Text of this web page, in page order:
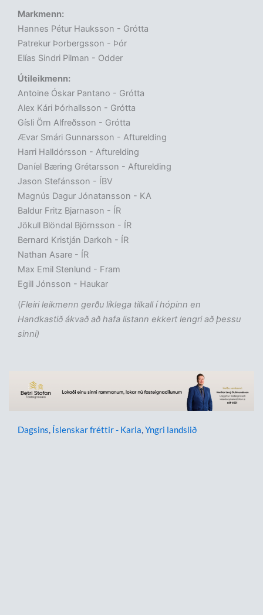
Markmenn:
Hannes Pétur Hauksson - Grótta
Patrekur Þorbergsson - Þór
Elías Sindri Pilman - Odder
Útileikmenn:
Antoine Óskar Pantano - Grótta
Alex Kári Þórhallsson - Grótta
Gísli Örn Alfreðsson - Grótta
Ævar Smári Gunnarsson - Afturelding
Harri Halldórsson - Afturelding
Daníel Bæring Grétarsson - Afturelding
Jason Stefánsson - ÍBV
Magnús Dagur Jónatansson - KA
Baldur Fritz Bjarnason - ÍR
Jökull Blöndal Björnsson - ÍR
Bernard Kristján Darkoh - ÍR
Nathan Asare - ÍR
Max Emil Stenlund - Fram
Egill Jónsson - Haukar
(Fleiri leikmenn gerðu líklega tilkall í hópinn en
Handkastið ákvað að hafa listann ekkert lengri að þessu
sinni)
Dagsins, Íslenskar fréttir - Karla,Yngri landslið